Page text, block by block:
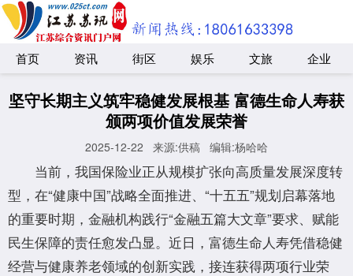
首页 资讯 街区 娱乐 文旅 企业
坚守长期主义筑牢稳健发展根基 富德生命人寿获
颁两项价值发展荣誉
2025-12-22 来源:供稿 编辑:杨哈哈
当前，我国保险业正从规模扩张向高质量发展深度转
型，在“健康中国”战略全面推进、“十五五”规划启幕落地
的重要时期，金融机构践行“金融五篇大文章”要求、赋能
民生保障的责任愈发凸显。近日，富德生命人寿凭借稳健
经营与健康养老领域的创新实践，接连获得两项行业荣